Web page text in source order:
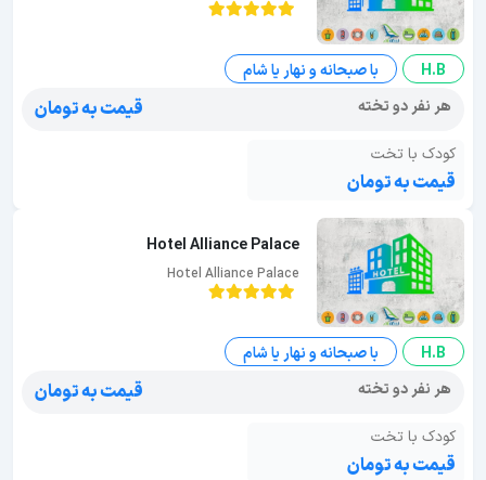
H.B
با صبحانه و نهار یا شام
هر نفر دو تخته
قیمت به تومان
کودک با تخت
قیمت به تومان
Hotel Alliance Palace
Hotel Alliance Palace
H.B
با صبحانه و نهار یا شام
هر نفر دو تخته
قیمت به تومان
کودک با تخت
قیمت به تومان